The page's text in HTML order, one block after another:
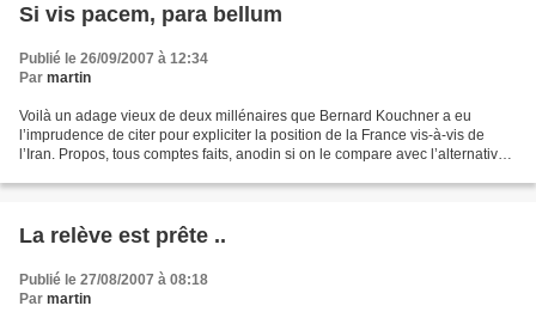
Si vis pacem, para bellum
Publié le 26/09/2007 à 12:34
Par martin
Voilà un adage vieux de deux millénaires que Bernard Kouchner a eu
l’imprudence de citer pour expliciter la position de la France vis-à-vis de
l’Iran. Propos, tous comptes faits, anodin si on le compare avec l’alternative
La relève est prête ..
Publié le 27/08/2007 à 08:18
Par martin